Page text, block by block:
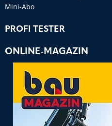
Mini-Abo
PROFI TESTER
ONLINE-MAGAZIN